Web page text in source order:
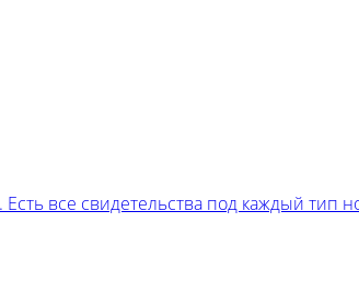
все свидетельства под каждый тип